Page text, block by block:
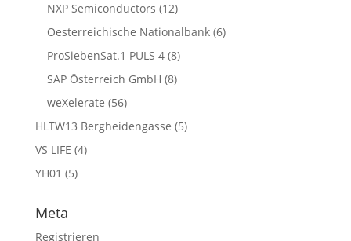
NXP Semiconductors (12)
Oesterreichische Nationalbank(6)
ProSiebenSat.1 PULS 4(8)
SAP Österreich GmbH (8)
weXelerate (56)
HLTW13 Bergheidengasse (5)
VS LIFE (4)
YH01 (5)
Meta
Registrieren